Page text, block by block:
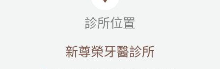
診所位置
新尊榮牙醫診所